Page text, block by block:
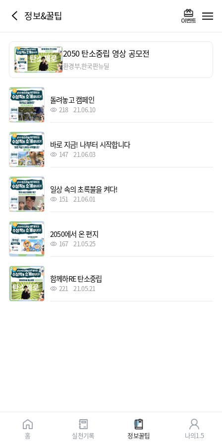
정보&꿀팁
2050 탄소중립 영상 공모전
환경부,한국판뉴딜
돌려놓고 캠페인
218 21.06.10
바로 지금! 나부터 시작합니다
147 21.06.03
일상 속의 초록불을 켜다!
151 21.06.01
2050에서 온 편지
167 21.05.25
함께하RE 탄소중립
221 21.05.21
홈 실천기록 정보꿀팁 나의1.5